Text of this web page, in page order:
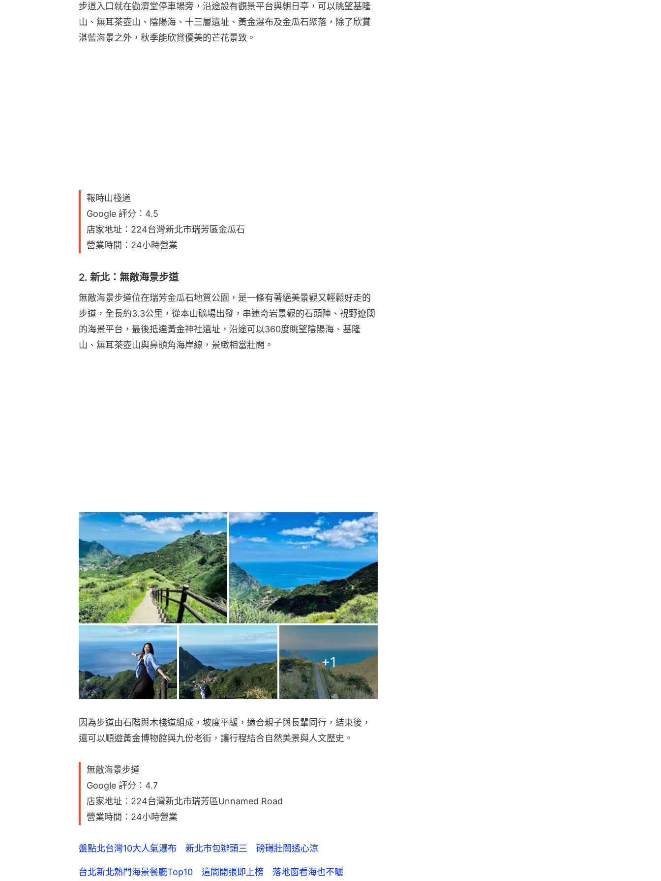
步道入口就在勸濟堂停車場旁，沿途設有觀景平台與朝日亭，可以眺望基隆
山、無耳茶壺山、陰陽海、十三層遺址、黃金瀑布及金瓜石聚落，除了欣賞
湛藍海景之外，秋季能欣賞優美的芒花景致。
報時山棧道
Google 評分：4.5
店家地址：224台灣新北市瑞芳區金瓜石
營業時間：24小時營業
2. 新北：無敵海景步道
無敵海景步道位在瑞芳金瓜石地質公園，是一條有著絕美景觀又輕鬆好走的
步道，全長約3.3公里，從本山礦場出發，串連奇岩景觀的石頭陣、視野遼闊
的海景平台，最後抵達黃金神社遺址，沿途可以360度眺望陰陽海、基隆
山、無耳茶壺山與鼻頭角海岸線，景緻相當壯闊。
+1
因為步道由石階與木棧道組成，坡度平緩，適合親子與長輩同行，結束後，
還可以順遊黃金博物館與九份老街，讓行程結合自然美景與人文歷史。
無敵海景步道
Google 評分：4.7
店家地址：224台灣新北市瑞芳區Unnamed Road
營業時間：24小時營業
盤點北台灣10大人氣瀑布 新北市包辦頭三 磅礡壯闊透心涼
台北新北熱門海景餐廳Top10 這間開張即上榜 落地窗看海也不曬